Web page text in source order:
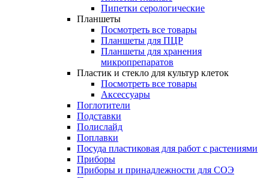
Пипетки серологические
Планшеты
Посмотреть все товары
Планшеты для ПЦР
Планшеты для хранения
микропрепаратов
Пластик и стекло для культур клеток
Посмотреть все товары
Аксессуары
Поглотители
Подставки
Полислайд
Поплавки
Посуда пластиковая для работ с растениями
Приборы
Приборы и принадлежности для СОЭ